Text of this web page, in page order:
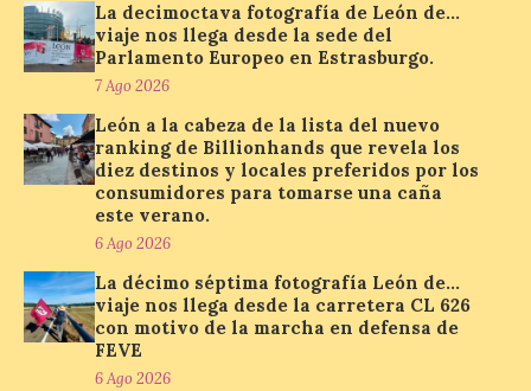
posición exacta del Sol y
así localizar el lugar ideal
para observar el eclipse
solar del 12 de agosto de 2026 sin
obstáculos. El visor es una herramienta a
la […]
Paradores renueva su
compromiso con La Vuelta
como patrocinador oficial
7 Ago 2026
La cadena hotelera pública
La decimoctava fotografía de León de…
viaje nos llega desde la sede del
Parlamento Europeo en Estrasburgo.
7 Ago 2026
León a la cabeza de la lista del nuevo
ranking de Billionhands que revela los
diez destinos y locales preferidos por los
consumidores para tomarse una caña
este verano.
6 Ago 2026
La décimo séptima fotografía León de…
viaje nos llega desde la carretera CL 626
con motivo de la marcha en defensa de
FEVE
6 Ago 2026